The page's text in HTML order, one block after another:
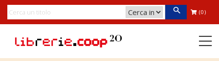
(0)